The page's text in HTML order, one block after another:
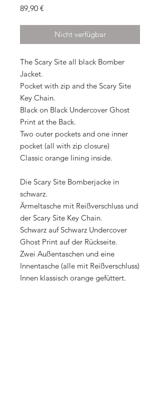
89,90 €
Nicht verfügbar
The Scary Site all black Bomber
Jacket.
Pocket with zip and the Scary Site
Key Chain.
Black on Black Undercover Ghost
Print at the Back.
Two outer pockets and one inner
pocket (all with zip closure)
Classic orange lining inside.
Die Scary Site Bomberjacke in
schwarz.
Ärmeltasche mit Reißverschluss und
der Scary Site Key Chain.
Schwarz auf Schwarz Undercover
Ghost Print auf der Rückseite.
Zwei Außentaschen und eine
Innentasche (alle mit Reißverschluss)
Innen klassisch orange gefüttert.